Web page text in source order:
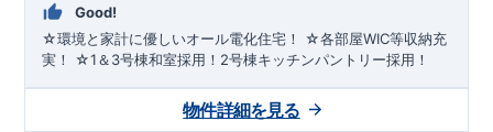
Good!
☆環境と家計に優しいオール電化住宅！ ☆各部屋WIC等収納充
実！ ☆1＆3号棟和室採用！2号棟キッチンパントリー採用！
物件詳細を見る